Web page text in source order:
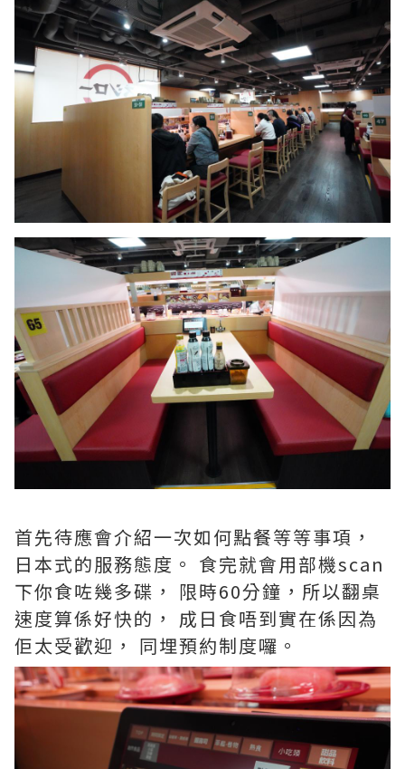
首先待應會介紹一次如何點餐等等事項，
日本式的服務態度。 食完就會用部機scan
下你食咗幾多碟， 限時60分鐘，所以翻桌
速度算係好快的， 成日食唔到實在係因為
佢太受歡迎， 同埋預約制度囉。